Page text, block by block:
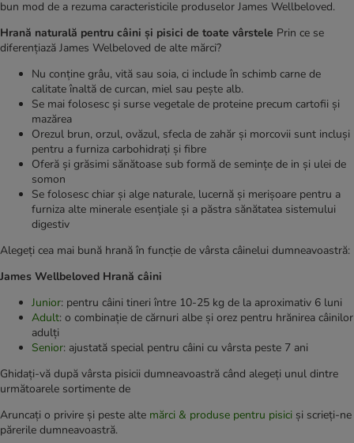
bun mod de a rezuma caracteristicile produselor James Wellbeloved.
Hrană naturală pentru câini și pisici de toate vârstele Prin ce se
diferențiază James Welbeloved de alte mărci?
Nu conține grâu, vită sau soia, ci include în schimb carne de
calitate înaltă de curcan, miel sau pește alb.
Se mai folosesc și surse vegetale de proteine precum cartofii și
mazărea
Orezul brun, orzul, ovăzul, sfecla de zahăr și morcovii sunt incluși
pentru a furniza carbohidrați și fibre
Oferă și grăsimi sănătoase sub formă de semințe de in și ulei de
somon
Se folosesc chiar și alge naturale, lucernă și merișoare pentru a
furniza alte minerale esențiale și a păstra sănătatea sistemului
digestiv
Alegeți cea mai bună hrană în funcție de vârsta câinelui dumneavoastră:
James Wellbeloved Hrană câini
Junior: pentru câini tineri între 10-25 kg de la aproximativ 6 luni
Adult: o combinație de cărnuri albe și orez pentru hrănirea câinilor
adulți
Senior: ajustată special pentru câini cu vârsta peste 7 ani
Ghidați-vă după vârsta pisicii dumneavoastră când alegeți unul dintre
următoarele sortimente de
Aruncați o privire și peste alte mărci & produse pentru pisici și scrieți-ne
părerile dumneavoastră.